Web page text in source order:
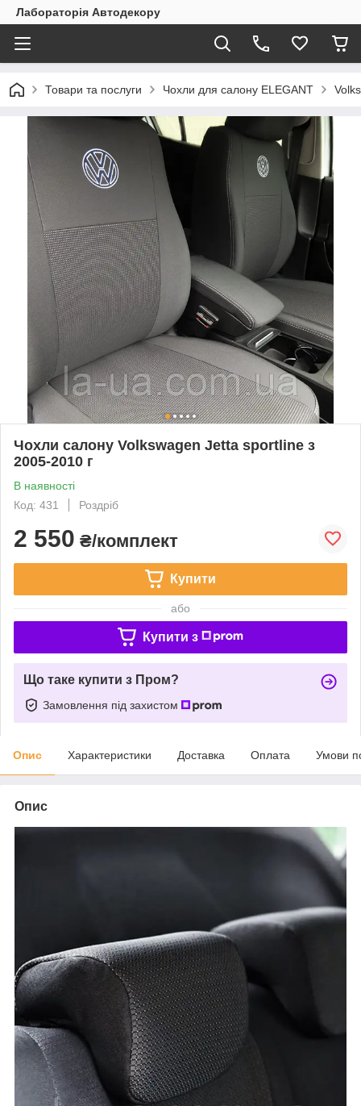
Лабораторія Автодекору
Товари та послуги Чохли для салону ELEGANT
Чохли салону Volkswagen Jetta sportline з
2005-2010 г
В наявності
Код: 431
Роздріб
2 550 ₴/комплект
Купити
або
Купити з
Що таке купити з Пром?
Замовлення під захистом
Опис Характеристики Доставка Оплата Умови
Опис